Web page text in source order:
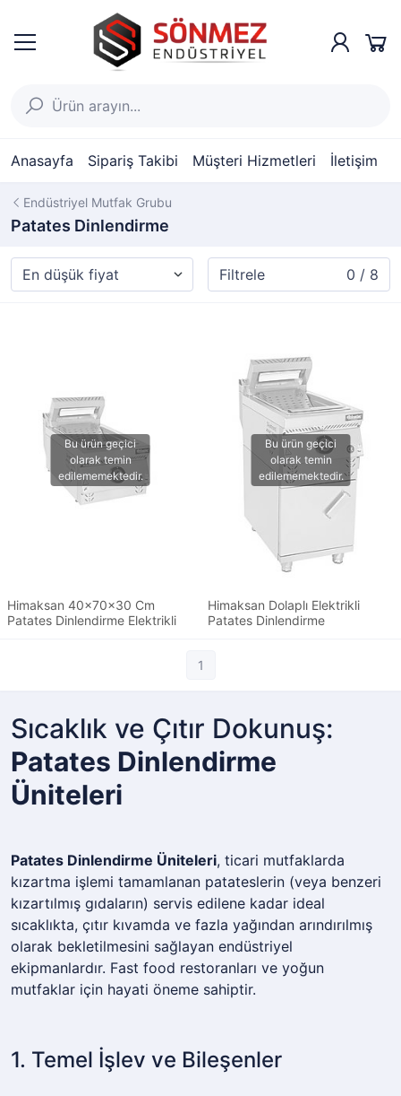
Anasayfa Sipariş Takibi Müşteri Hizmetleri İletişim
Endüstriyel Mutfak Grubu
Patates Dinlendirme
Filtrele 0 / 8
Himaksan 40x70x30 Cm
Patates Dinlendirme Elektrikli
Himaksan Dolaplı Elektrikli
Patates Dinlendirme
1
Sıcaklık ve Çıtır Dokunuş:
Patates Dinlendirme
Üniteleri
Patates Dinlendirme Üniteleri, ticari mutfaklarda
kızartma işlemi tamamlanan patateslerin (veya benzeri
kızartılmış gıdaların) servis edilene kadar ideal
sıcaklıkta, çıtır kıvamda ve fazla yağından arındırılmış
olarak bekletilmesini sağlayan endüstriyel
ekipmanlardır. Fast food restoranları ve yoğun
mutfaklar için hayati öneme sahiptir.
1. Temel İşlev ve Bileşenler